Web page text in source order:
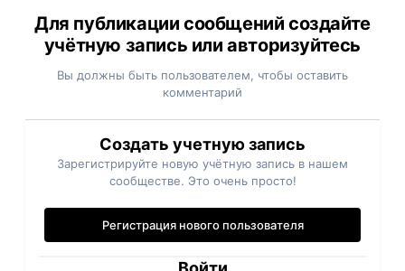
Для публикации сообщений создайте
учётную запись или авторизуйтесь
Вы должны быть пользователем, чтобы оставить
комментарий
Создать учетную запись
Зарегистрируйте новую учётную запись в нашем
сообществе. Это очень просто!
Регистрация нового пользователя